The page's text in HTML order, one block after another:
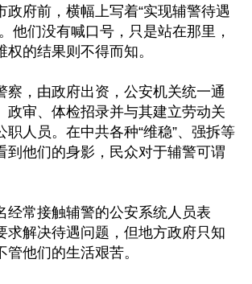
政府前，横幅上写着“实现辅警待遇
他们没有喊口号，只是站在那里，
权的结果则不得而知。
察，由政府出资，公安机关统一通
政审、体检招录并与其建立劳动关
职人员。在中共各种“维稳”、强拆等
到他们的身影，民众对于辅警可谓
经常接触辅警的公安系统人员表
求解决待遇问题，但地方政府只知
他们的生活艰苦。